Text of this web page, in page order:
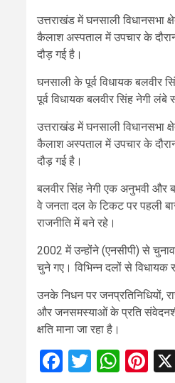
उत्तराखंड में घनसाली विधानसभा
कैलाश अस्पताल में उपचार के
दौड़ गई है।
घनसाली के पूर्व विधायक बलवीर
पूर्व विधायक बलवीर सिंह नेगी
उत्तराखंड में घनसाली विधानसभा
कैलाश अस्पताल में उपचार के
दौड़ गई है।
बलवीर सिंह नेगी एक अनुभवी और
वे जनता दल के टिकट पर पहली
राजनीति में बने रहे।
2002 में उन्होंने (एनसीपी) से
चुने गए। विभिन्न दलों से विधायक
उनके निधन पर जनप्रतिनिधियों,
और जनसमस्याओं के प्रति
क्षति माना जा रहा है।
Facebook
Twitter